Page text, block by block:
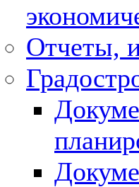
Отчеты,